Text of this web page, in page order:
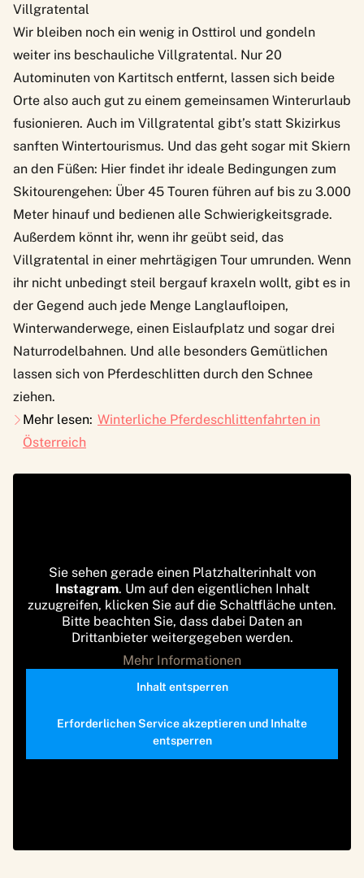
Villgratental
Wir bleiben noch ein wenig in Osttirol und gondeln
weiter ins beschauliche Villgratental. Nur 20
Autominuten von Kartitsch entfernt, lassen sich beide
Orte also auch gut zu einem gemeinsamen Winterurlaub
fusionieren. Auch im Villgratental gibt’s statt Skizirkus
sanften Wintertourismus. Und das geht sogar mit Skiern
an den Füßen: Hier findet ihr ideale Bedingungen zum
Skitourengehen: Über 45 Touren führen auf bis zu 3.000
Meter hinauf und bedienen alle Schwierigkeitsgrade.
Außerdem könnt ihr, wenn ihr geübt seid, das
Villgratental in einer mehrtägigen Tour umrunden. Wenn
ihr nicht unbedingt steil bergauf kraxeln wollt, gibt es in
der Gegend auch jede Menge Langlaufloipen,
Winterwanderwege, einen Eislaufplatz und sogar drei
Naturrodelbahnen. Und alle besonders Gemütlichen
lassen sich von Pferdeschlitten durch den Schnee
ziehen.
Mehr lesen: Winterliche Pferdeschlittenfahrten in
Österreich
Sie sehen gerade einen Platzhalterinhalt von
Instagram. Um auf den eigentlichen Inhalt
zuzugreifen, klicken Sie auf die Schaltfläche unten.
Bitte beachten Sie, dass dabei Daten an
Drittanbieter weitergegeben werden.
Mehr Informationen
Inhalt entsperren
Erforderlichen Service akzeptieren und Inhalte
entsperren